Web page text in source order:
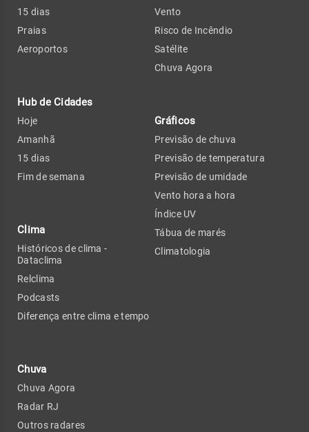
15 dias
Praias
Aeroportos
Hub de Cidades
Hoje
Amanhã
15 dias
Fim de semana
Clima
Históricos de clima -
Dataclima
Relclima
Podcasts
Diferença entre clima e tempo
Chuva
Chuva Agora
Radar RJ
Outros radares
Vento
Risco de Incêndio
Satélite
Chuva Agora
Gráficos
Previsão de chuva
Previsão de temperatura
Previsão de umidade
Vento hora a hora
Índice UV
Tábua de marés
Climatologia